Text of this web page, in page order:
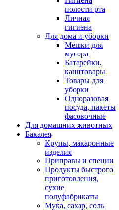
полости рта
Личная
гигиена
Для дома и уборки
Мешки для
мусора
Батарейки,
канцтовары
Товары для
уборки
Одноразовая
посуда, пакеты
фасовочные
Для домашних животных
Бакалея
Крупы, макаронные
изделия
Приправы и специи
Продукты быстрого
приготовления,
сухие
полуфабрикаты
Мука, сахар, соль